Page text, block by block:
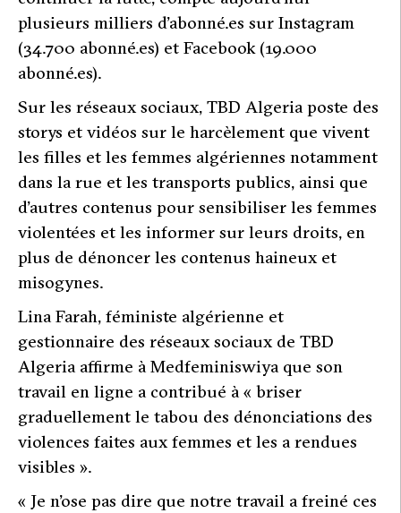
plusieurs milliers d’abonné.es sur Instagram
(34.700 abonné.es) et Facebook (19.000
abonné.es).
Sur les réseaux sociaux, TBD Algeria poste des
storys et vidéos sur le harcèlement que vivent
les filles et les femmes algériennes notamment
dans la rue et les transports publics, ainsi que
d’autres contenus pour sensibiliser les femmes
violentées et les informer sur leurs droits, en
plus de dénoncer les contenus haineux et
misogynes.
Lina Farah, féministe algérienne et
gestionnaire des réseaux sociaux de TBD
Algeria affirme à Medfeminiswiya que son
travail en ligne a contribué à « briser
graduellement le tabou des dénonciations des
violences faites aux femmes et les a rendues
visibles ».
« Je n’ose pas dire que notre travail a freiné ces